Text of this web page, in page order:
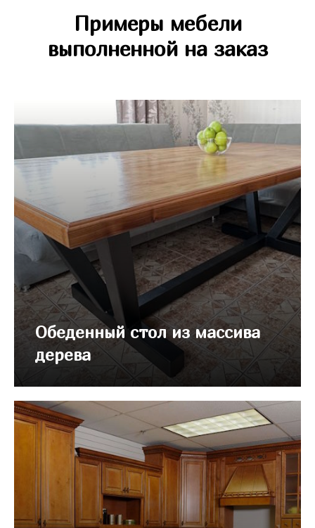
Примеры мебели
выполненной на заказ
Обеденный стол из массива
дерева